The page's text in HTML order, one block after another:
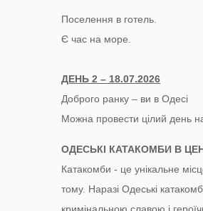
Поселення в готель.
Є час на море.
ДЕНЬ 2 – 18.07.2026
Доброго ранку – ви в Одесі
Можна провести цілий день
ОДЕСЬКІ КАТАКОМБИ В
Катакомби - це унікальне
тому. Наразі Одеські
кримінальною славою і